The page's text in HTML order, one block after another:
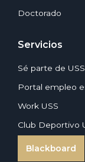
Doctorado
Servicios
Sé parte de USS
Portal empleo
Work USS
Club Deportivo
Blackboard